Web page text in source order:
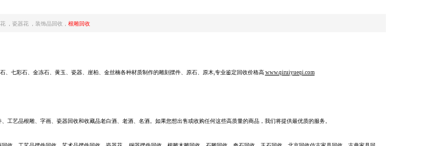
，瓷器花 ，装饰品回收， 根雕回收
、七彩石、金冻石、黄玉、瓷器、崖柏、金丝楠各种材质制作的雕刻摆件、原石、原木,专业鉴定回收价格高 www.qiruiyueqi.com
工艺品根雕、字画、瓷器回收和收藏品老白酒、老酒、名酒。如果您想出售或收购任何这些高质量的商品，我们将提供最优质的服务。